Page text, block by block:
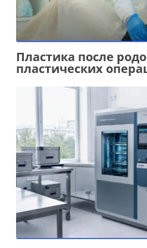
Пластика после
пластических